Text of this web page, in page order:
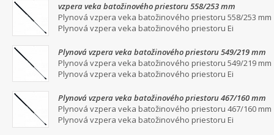
vzpera veka batožinového priestoru 558/253 mm
Plynová vzpera veka batožinového priestoru 558/253 mm
Plynová vzpera veka batožinového priestoru Ei
Plynová vzpera veka batožinového priestoru 549/219 mm
Plynová vzpera veka batožinového priestoru 549/219 mm
Plynová vzpera veka batožinového priestoru Ei
Plynová vzpera veka batožinového priestoru 467/160 mm
Plynová vzpera veka batožinového priestoru 467/160 mm
Plynová vzpera veka batožinového priestoru Ei